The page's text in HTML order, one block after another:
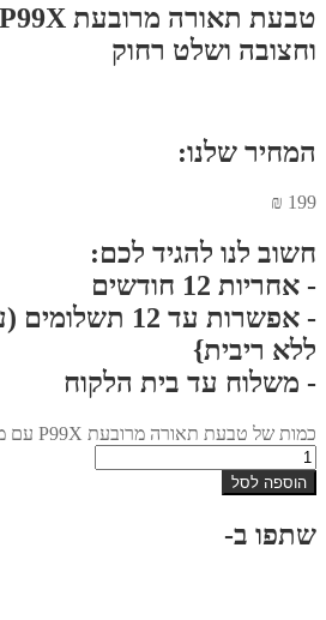
וחצובה ושלט רחוק
המחיר שלנו:
₪ 199
חשוב לנו להגיד לכם:
- אחריות 12 חודשים
ללא ריבית}
- משלוח עד בית הלקוח
כמות של טבעת תאורה מרובעת P99X עם מוט סלפי וחצובה ושלט רחוק
הוספה לסל
שתפו ב-